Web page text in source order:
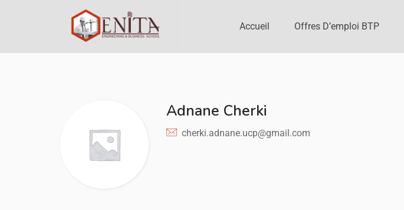
Accueil Offres D’emploi BTP
Adnane Cherki
cherki.adnane.ucp@gmail.com